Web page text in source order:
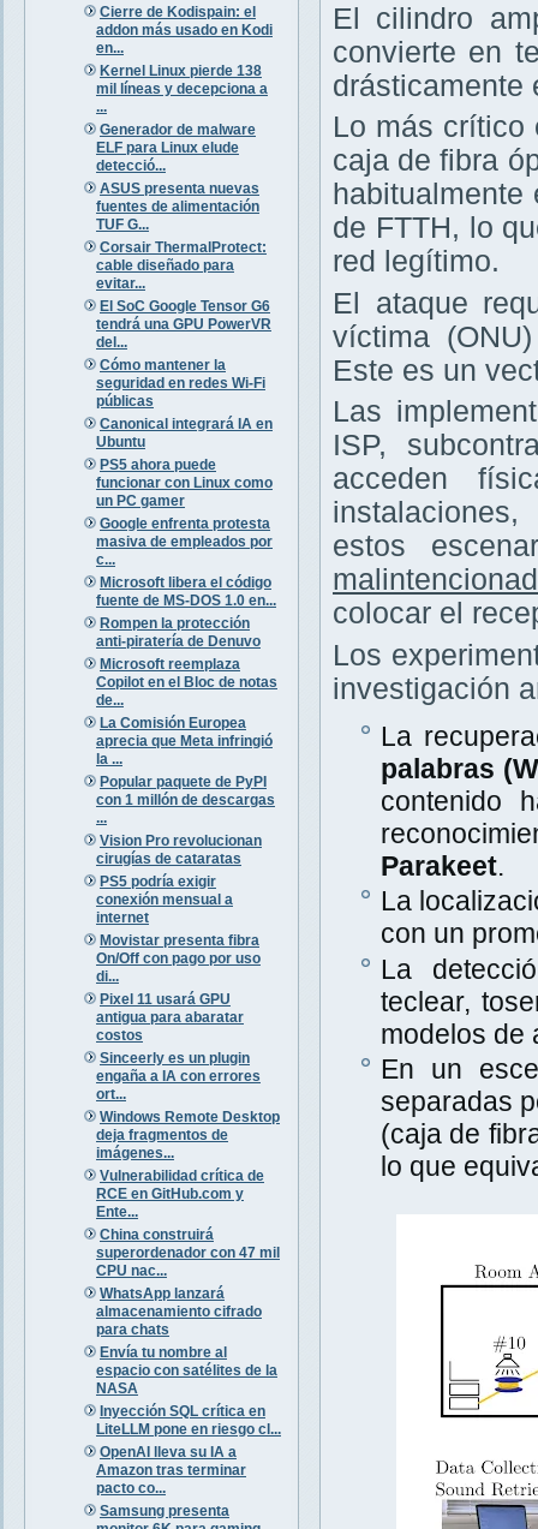
Cierre de Kodispain: el
addon más usado en Kodi
en...
Kernel Linux pierde 138
mil líneas y decepciona a
...
Generador de malware
ELF para Linux elude
detecció...
ASUS presenta nuevas
fuentes de alimentación
TUF G...
Corsair ThermalProtect:
cable diseñado para
evitar...
El SoC Google Tensor G6
tendrá una GPU PowerVR
del...
Cómo mantener la
seguridad en redes Wi-Fi
públicas
Canonical integrará IA en
Ubuntu
PS5 ahora puede
funcionar con Linux como
un PC gamer
Google enfrenta protesta
masiva de empleados por
c...
Microsoft libera el código
fuente de MS-DOS 1.0 en...
Rompen la protección
anti-piratería de Denuvo
Microsoft reemplaza
Copilot en el Bloc de notas
de...
La Comisión Europea
aprecia que Meta infringió
la ...
Popular paquete de PyPI
con 1 millón de descargas
...
Vision Pro revolucionan
cirugías de cataratas
PS5 podría exigir
conexión mensual a
internet
Movistar presenta fibra
On/Off con pago por uso
di...
Pixel 11 usará GPU
antigua para abaratar
costos
Sinceerly es un plugin
engaña a IA con errores
ort...
Windows Remote Desktop
deja fragmentos de
imágenes...
Vulnerabilidad crítica de
RCE en GitHub.com y
Ente...
China construirá
superordenador con 47 mil
CPU nac...
WhatsApp lanzará
almacenamiento cifrado
para chats
Envía tu nombre al
espacio con satélites de la
NASA
Inyección SQL crítica en
LiteLLM pone en riesgo cl...
OpenAI lleva su IA a
Amazon tras terminar
pacto co...
Samsung presenta
El cilindro
convierte en
drásticamente
Lo más crítico
caja de fibra
de FTTH, lo
red legítimo.
El ataque
víctima
Este es un
Las
ISP,
acceden
estos
colocar el
Los
investigación
La
palabras
contenido
Parakeet.
La
con un
La
teclear,
modelos de
En un
separadas
(caja de
lo que